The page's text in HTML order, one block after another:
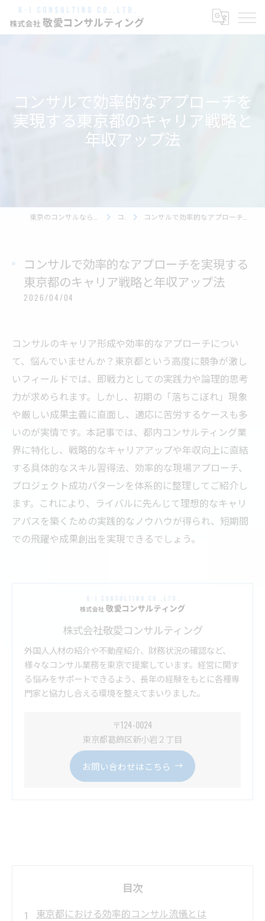
コンサルで効率的なアプローチを
実現する東京都のキャリア戦略と
年収アップ法
コラム コンサルで効率的なアプローチを実現する東京都のキャリア戦略と年収アップ法
コンサルで効率的なアプローチを実現する
東京都のキャリア戦略と年収アップ法
2026/04/04
コンサルのキャリア形成や効率的なアプローチについ
て、悩んでいませんか？東京都という高度に競争が激し
いフィールドでは、即戦力としての実践力や論理的思考
力が求められます。しかし、初期の「落ちこぼれ」現象
や厳しい成果主義に直面し、適応に苦労するケースも多
いのが実情です。本記事では、都内コンサルティング業
界に特化し、戦略的なキャリアアップや年収向上に直結
する具体的なスキル習得法、効率的な現場アプローチ、
プロジェクト成功パターンを体系的に整理してご紹介し
ます。これにより、ライバルに先んじて理想的なキャリ
アパスを築くための実践的なノウハウが得られ、短期間
での飛躍や成果創出を実現できるでしょう。
株式会社敬愛コンサルティング
外国人人材の紹介や不動産紹介、財務状況の確認など、
様々なコンサル業務を東京で提案しています。経営に関す
る悩みをサポートできるよう、長年の経験をもとに各種専
門家と協力し合える環境を整えてまいりました。
〒124-0024
東京都葛飾区新小岩２丁目
お問い合わせはこちら
目次
東京都における効率的コンサル流儀とは